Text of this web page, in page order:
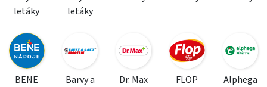
letáky
letáky
BENE Barvy a Dr. Max FLOP Alphega